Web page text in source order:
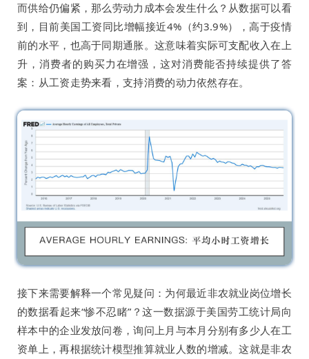
而供给仍偏紧，那么劳动力成本会发生什么？从数据可以看
到，目前美国工资同比增幅接近4%（约3.9%），高于疫情
前的水平，也高于同期通胀。这意味着实际可支配收入在上
升，消费者的购买力在增强，这对消费能否持续提供了答
案：从工资走势来看，支持消费的动力依然存在。
接下来需要解释一个常见疑问：为何最近非农就业岗位增长
的数据看起来“惨不忍睹”？这一数据源于美国劳工统计局向
样本中的企业发放问卷，询问上月与本月分别有多少人在工
资单上，再根据统计模型推算就业人数的增减。这就是非农